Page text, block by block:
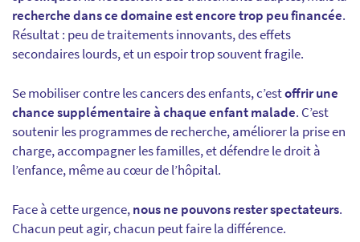
recherche dans ce domaine est encore trop peu financée.
Résultat : peu de traitements innovants, des effets
secondaires lourds, et un espoir trop souvent fragile.
Se mobiliser contre les cancers des enfants, c’estoffrir une
chance supplémentaire à chaque enfant malade. C’est
soutenir les programmes de recherche, améliorer la prise en
charge, accompagner les familles, et défendre le droit à
l’enfance, même au cœur de l’hôpital.
Face à cette urgence,nous ne pouvons rester spectateurs.
Chacun peut agir, chacun peut faire la différence.